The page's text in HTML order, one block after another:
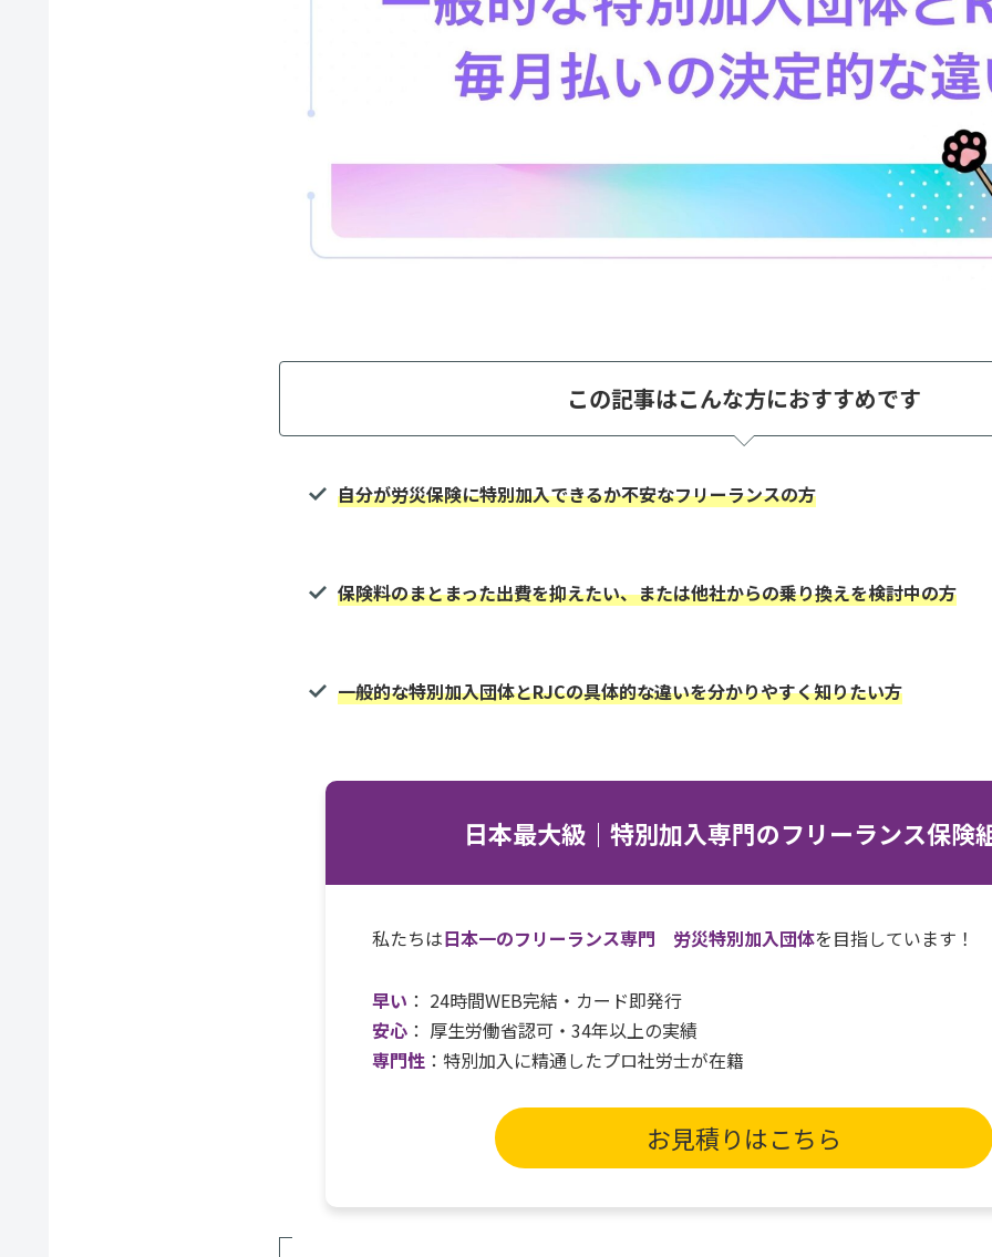
この記事はこんな方におすすめです
自分が労災保険に特別加入できるか不安なフリーランスの方
保険料のまとまった出費を抑えたい、または他社からの乗り換えを検討中の方
一般的な特別加入団体とRJCの具体的な違いを分かりやすく知りたい方
日本最大級｜特別加入専門のフリーランス保険
私たちは日本一のフリーランス専門 労災特別加入団体を目指しています！
早い ： 24時間WEB完結・カード即発行
安心 ： 厚生労働省認可・34年以上の実績
専門性 ：特別加入に精通したプロ社労士が在籍
お見積りはこちら